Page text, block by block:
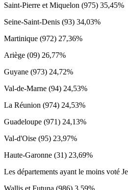
Saint-Pierre et Miquelon (975) 35,45%
Seine-Saint-Denis (93) 34,03%
Martinique (972) 27,36%
Ariège (09) 26,77%
Guyane (973) 24,72%
Val-de-Marne (94) 24,53%
La Réunion (974) 24,53%
Guadeloupe (971) 24,13%
Val-d'Oise (95) 23,97%
Haute-Garonne (31) 23,69%
Les départements ayant le moins voté
Wallis et Futuna (986) 3,59%